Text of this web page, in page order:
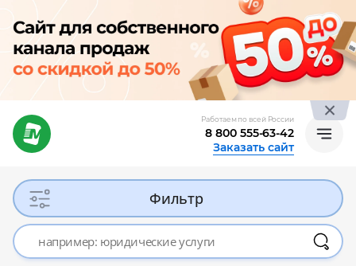
Работаем по всей России
8 800 555-63-42
Заказать сайт
Фильтр